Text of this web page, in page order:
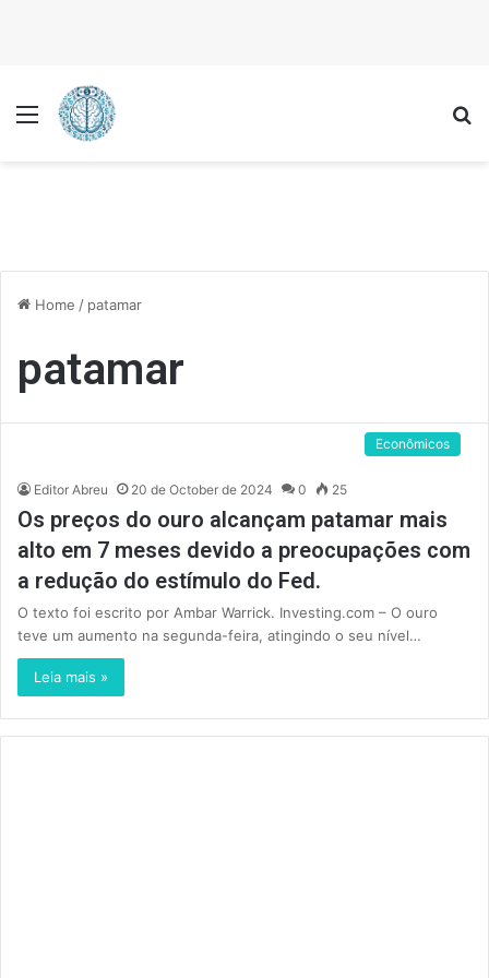
Menu
Home / patamar
patamar
Econômicos
Editor Abreu 20 de October de 2024 0 25
Os preços do ouro alcançam patamar mais
alto em 7 meses devido a preocupações com
a redução do estímulo do Fed.
O texto foi escrito por Ambar Warrick. Investing.com – O ouro
teve um aumento na segunda-feira, atingindo o seu nível…
Leia mais »